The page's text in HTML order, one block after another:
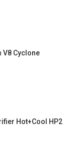
V8 Cyclone
Hot+Cool HP2